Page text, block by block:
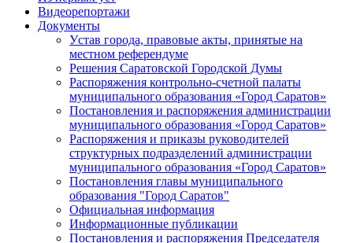
Видеорепортажи
Документы
Уcтав города, правовые акты, принятые на
местном референдуме
Решения Саратовской Городской Думы
Распоряжения контрольно-счетной палаты
муниципального образования «Город Саратов»
Постановления и распоряжения администрации
муниципального образования «Город Саратов»
Распоряжения и приказы руководителей
структурных подразделений администрации
муниципального образования «Город Саратов»
Постановления главы муниципального
образования "Город Саратов"
Официальная информация
Информационные публикации
Постановления и распоряжения Председателя